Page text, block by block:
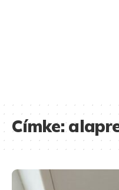
Címke: